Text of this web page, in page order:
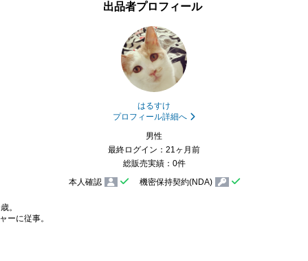
出品者プロフィール
はるすけ
プロフィール詳細へ
男性
最終ログイン：21ヶ月前
総販売実績：0件
本人確認
機密保持契約(NDA)
。
ーに従事。